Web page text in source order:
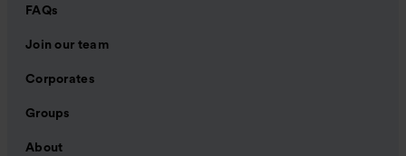
FAQs
Join our team
Corporates
Groups
About